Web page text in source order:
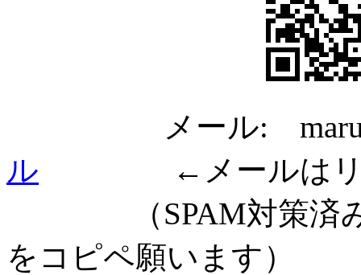
メール:
ル ←メールはリン
（SPAM対策済み
をコピペ願います）